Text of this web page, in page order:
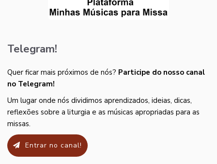
Telegram!
Quer ficar mais próximos de nós? Participe do nosso canal
no Telegram!
Um lugar onde nós dividimos aprendizados, ideias, dicas,
reflexões sobre a liturgia e as músicas apropriadas para as
missas.
Entrar no canal!